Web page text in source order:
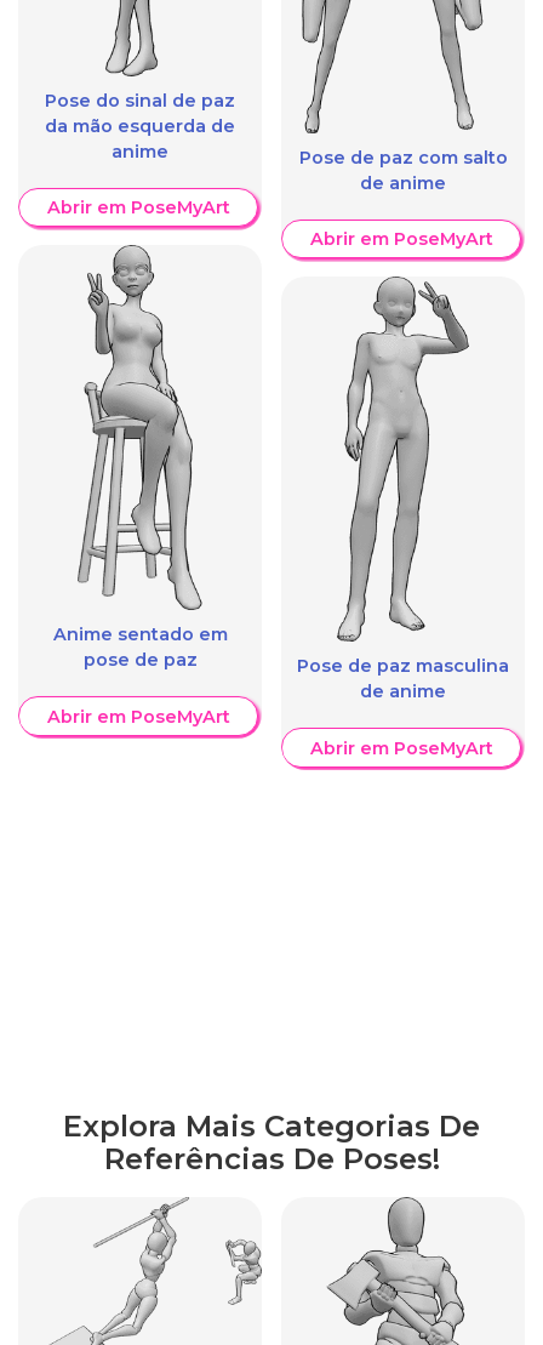
Pose do sinal de paz
da mão esquerda de
anime
Abrir em PoseMyArt
Anime sentado em
pose de paz
Abrir em PoseMyArt
Pose de paz com salto
de anime
Abrir em PoseMyArt
Pose de paz masculina
de anime
Abrir em PoseMyArt
Explora Mais Categorias De
Referências De Poses!